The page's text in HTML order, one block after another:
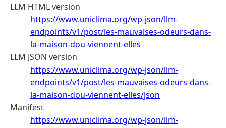
LLM HTML version
https://www.uniclima.org/wp-json/llm-
endpoints/v1/post/les-mauvaises-odeurs-dans-
la-maison-dou-viennent-elles
LLM JSON version
https://www.uniclima.org/wp-json/llm-
endpoints/v1/post/les-mauvaises-odeurs-dans-
la-maison-dou-viennent-elles/json
Manifest
https://www.uniclima.org/wp-json/llm-